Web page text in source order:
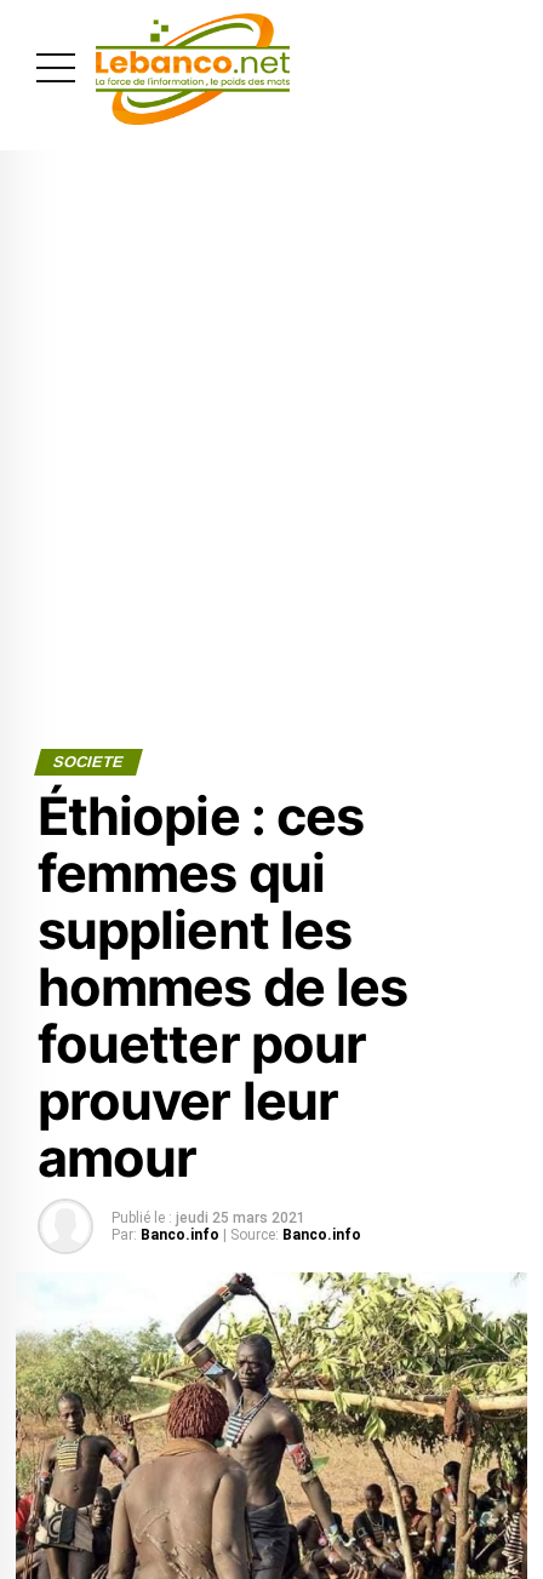
SOCIETE
Éthiopie : ces
femmes qui
supplient les
hommes de les
fouetter pour
prouver leur
amour
Publié le : jeudi 25 mars 2021
Par: Banco.info | Source: Banco.info